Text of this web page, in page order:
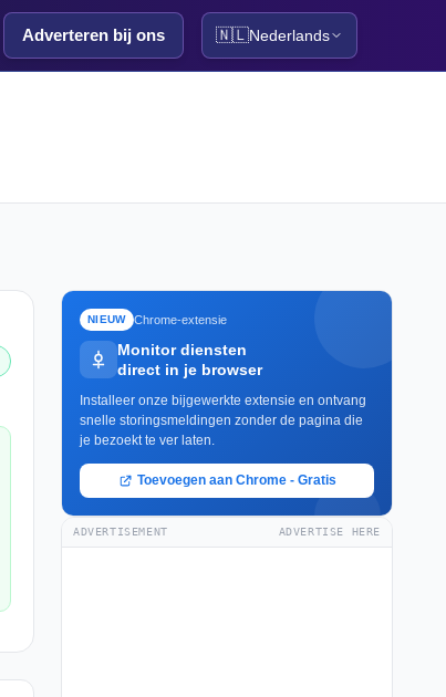
Adverteren bij ons 🇳🇱Nederlands
NIEUW Chrome-extensie
Monitor diensten
direct in je browser
Installeer onze bijgewerkte extensie en ontvang
snelle storingsmeldingen zonder de pagina die
je bezoekt te ver laten.
Toevoegen aan Chrome - Gratis
ADVERTISEMENT ADVERTISE HERE